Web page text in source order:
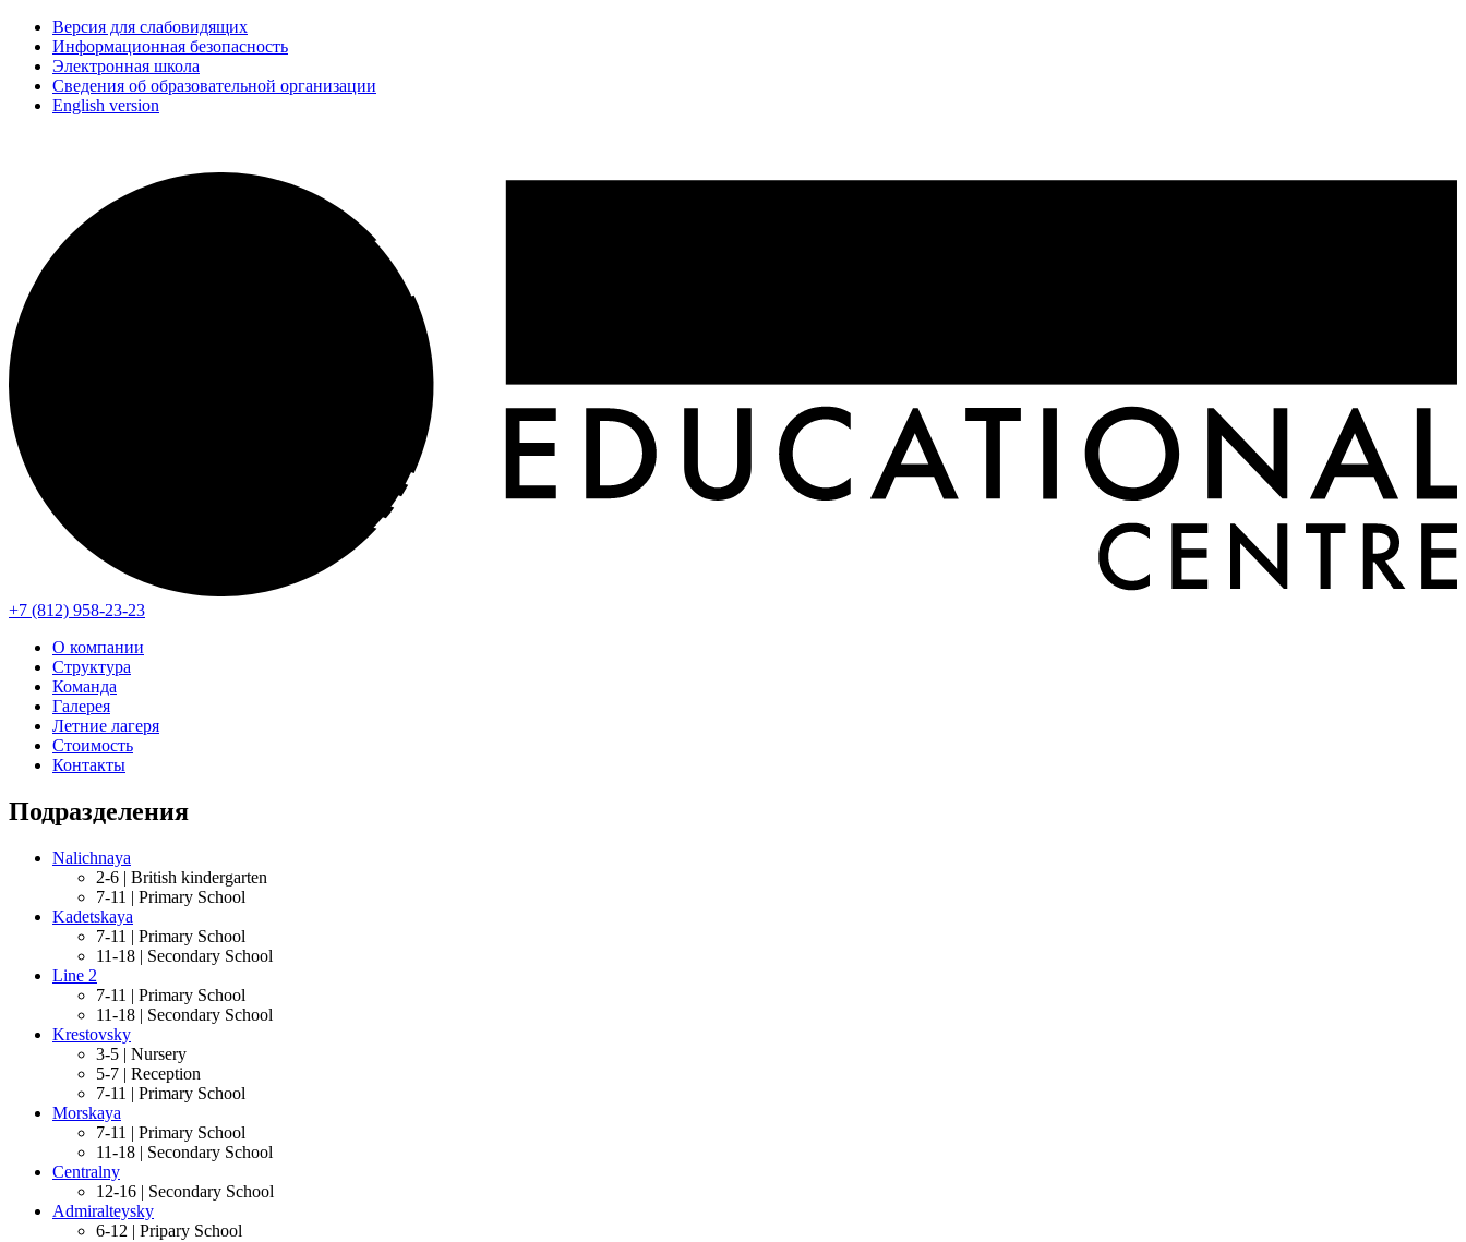
Версия для слабовидящих
Информационная безопасность
Электронная школа
Сведения об образовательной организации
English version
+7 (812) 958-23-23
О компании
Структура
Команда
Галерея
Летние лагеря
Стоимость
Контакты
Подразделения
Nalichnaya
2-6 | British kindergarten
7-11 | Primary School
Kadetskaya
7-11 | Primary School
11-18 | Secondary School
Line 2
7-11 | Primary School
11-18 | Secondary School
Krestovsky
3-5 | Nursery
5-7 | Reception
7-11 | Primary School
Morskaya
7-11 | Primary School
11-18 | Secondary School
Centralny
12-16 | Secondary School
Admiralteysky
6-12 | Pripary School